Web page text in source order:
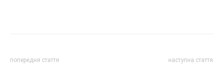
попередня стаття наступна стаття